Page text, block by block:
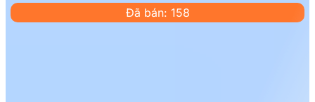
Đã bán: 158